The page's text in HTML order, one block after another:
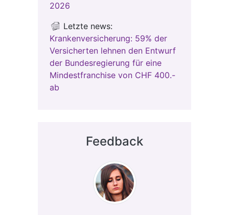
2026
Letzte news:
Krankenversicherung: 59% der
Versicherten lehnen den Entwurf
der Bundesregierung für eine
Mindestfranchise von CHF 400.-
ab
Feedback